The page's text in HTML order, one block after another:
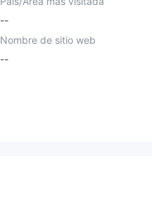
--
Nombre de sitio web
--